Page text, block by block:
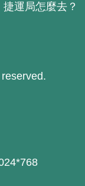
捷運局怎麼去？